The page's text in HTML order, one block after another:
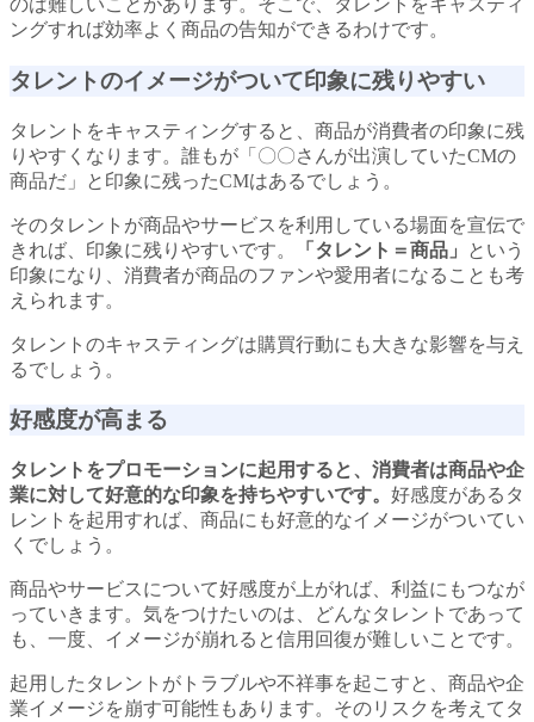
のは難しいことがあります。そこで、タレントをキャスティ
ングすれば効率よく商品の告知ができるわけです。
タレントのイメージがついて印象に残りやすい
タレントをキャスティングすると、商品が消費者の印象に残
りやすくなります。誰もが「〇〇さんが出演していたCMの
商品だ」と印象に残ったCMはあるでしょう。
そのタレントが商品やサービスを利用している場面を宣伝で
きれば、印象に残りやすいです。
「タレント＝商品」
という
印象になり、消費者が商品のファンや愛用者になることも考
えられます。
タレントのキャスティングは購買行動にも大きな影響を与え
るでしょう。
好感度が高まる
タレントをプロモーションに起用すると、消費者は商品や企
業に対して好意的な印象を持ちやすいです。 好感度があるタ
レントを起用すれば、商品にも好意的なイメージがついてい
くでしょう。
商品やサービスについて好感度が上がれば、利益にもつなが
っていきます。気をつけたいのは、どんなタレントであって
も、一度、イメージが崩れると信用回復が難しいことです。
起用したタレントがトラブルや不祥事を起こすと、商品や企
業イメージを崩す可能性もあります。そのリスクを考えてタ